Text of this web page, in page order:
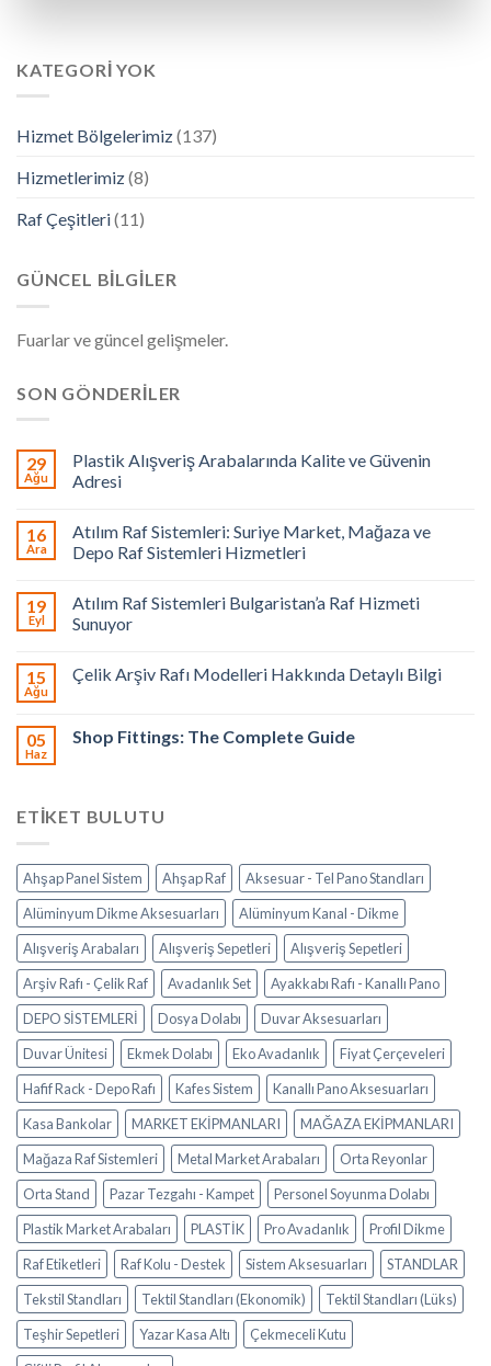
KATEGORI YOK
Hizmet Bölgelerimiz(137)
Hizmetlerimiz(8)
Raf Çeşitleri(11)
GÜNCEL BILGILER
Fuarlar ve güncel gelişmeler.
SON GÖNDERILER
29
Ağu
Plastik Alışveriş Arabalarında Kalite ve Güvenin
Adresi
16
Ara
Atılım Raf Sistemleri: Suriye Market, Mağaza ve
Depo Raf Sistemleri Hizmetleri
19
Eyl
Atılım Raf Sistemleri Bulgaristan’a Raf Hizmeti
Sunuyor
15
Ağu
Çelik Arşiv Rafı Modelleri Hakkında Detaylı Bilgi
05
Haz
Shop Fittings: The Complete Guide
ETIKET BULUTU
Ahşap Panel Sistem Ahşap Raf
Aksesuar - Tel Pano Standları
Alüminyum Dikme Aksesuarları
Alüminyum Kanal - Dikme
Alışveriş Arabaları
Alışveriş Sepetleri
Alışveriş Sepetleri
Arşiv Rafı - Çelik Raf
Avadanlık Set
Ayakkabı Rafı - Kanallı Pano
DEPO SİSTEMLERİ
Dosya Dolabı
Duvar Aksesuarları
Duvar Ünitesi
Ekmek Dolabı Eko Avadanlık
Fiyat Çerçeveleri
Hafif Rack - Depo Rafı
Kafes Sistem
Kanallı Pano Aksesuarları
Kasa Bankolar
MARKET EKİPMANLARI
MAĞAZA EKİPMANLARI
Mağaza Raf Sistemleri
Metal Market Arabaları
Orta Reyonlar
Orta Stand
Pazar Tezgahı - Kampet
Personel Soyunma Dolabı
Plastik Market Arabaları
PLASTİK Pro Avadanlık
Profil Dikme
Raf Etiketleri
Raf Kolu - Destek Sistem Aksesuarları
STANDLAR
Tekstil Standları
Tektil Standları (Ekonomik)
Tektil Standları (Lüks)
Teşhir Sepetleri
Yazar Kasa Altı
Çekmeceli Kutu